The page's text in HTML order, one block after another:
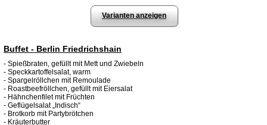
Varianten anzeigen
Buffet - Berlin Friedrichshain
- Spießbraten, gefüllt mit Mett und Zwiebeln
- Speckkartoffelsalat, warm
- Spargelröllchen mit Remoulade
- Roastbeefröllchen, gefüllt mit Eiersalat
- Hähnchenfilet mit Früchten
- Geflügelsalat „Indisch“
- Brotkorb mit Partybrötchen
- Kräuterbutter